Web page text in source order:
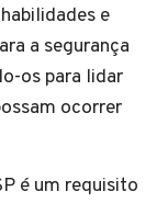
e
a segurança
os para lidar
ocorrer
é um requisito